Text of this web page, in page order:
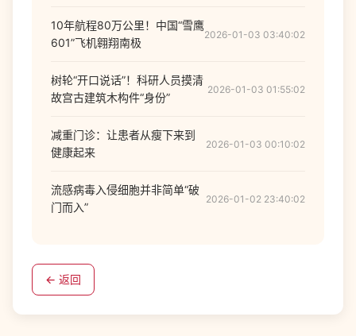
10年航程80万公里！中国“雪鹰
601”飞机翱翔南极
2026-01-03 03:40:02
树轮“开口说话”！科研人员摸清
故宫古建筑木构件“身份”
2026-01-03 01:55:02
减重门诊：让患者从瘦下来到
健康起来
2026-01-03 00:10:02
流感病毒入侵细胞并非简单“破
门而入”
2026-01-02 23:40:02
← 返回